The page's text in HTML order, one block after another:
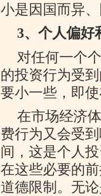
小是因国而异
3、个人偏好
对任何一个
的投资行为受
要小一些，即
在市场经济
费行为又会受
间，这是个人
在这些必要的
道德限制。无